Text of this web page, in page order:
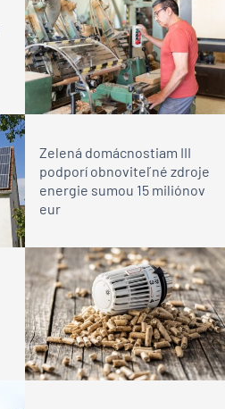
Zelená domácnostiam III
podporí obnoviteľné zdroje
energie sumou 15 miliónov
eur